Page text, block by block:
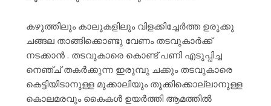
കഴുത്തിലും കാലുകളിലും വിളക്കിച്ചേർത്ത ഉരുക്കു
ചങ്ങല താങ്ങിക്കൊണ്ടു വേണം തടവുകാർക്ക്
നടക്കാൻ . തടവുകാരെ കൊണ്ട് പണി എടുപ്പിച്ച
നെഞ്ച് തകർക്കുന്ന ഇരുമ്പു ചക്കും തടവുകാരെ
കെട്ടിയിടാനുള്ള മുക്കാലിയും തൂക്കിക്കൊല്ലാനുള്ള
കൊലമരവും കൈകൾ ഉയർത്തി ആമത്തിൽ